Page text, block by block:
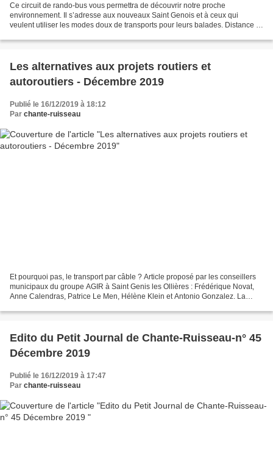
Ce circuit de rando-bus vous permettra de découvrir notre proche
environnement. Il s’adresse aux nouveaux Saint Genois et à ceux qui
veulent utiliser les modes doux de transports pour leurs balades. Distance :
Les alternatives aux projets routiers et
autoroutiers - Décembre 2019
Publié le 16/12/2019 à 18:12
Par chante-ruisseau
Et pourquoi pas, le transport par câble ? Article proposé par les conseillers
municipaux du groupe AGIR à Saint Genis les Ollières : Frédérique Novat,
Anne Calendras, Patrice Le Men, Hélène Klein et Antonio Gonzalez. La
Edito du Petit Journal de Chante-Ruisseau-n° 45
Décembre 2019
Publié le 16/12/2019 à 17:47
Par chante-ruisseau